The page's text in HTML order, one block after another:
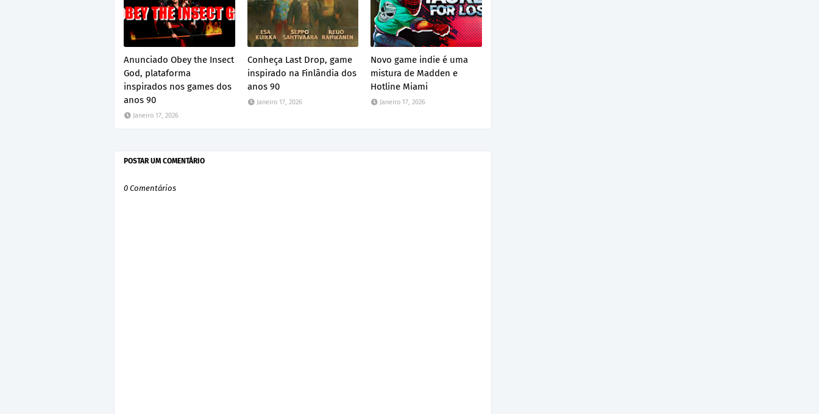
Anunciado Obey the Insect
God, plataforma
inspirados nos games dos
anos 90
Janeiro 17, 2026
Conheça Last Drop, game
inspirado na Finlândia dos
anos 90
Janeiro 17, 2026
Novo game indie é uma
mistura de Madden e
Hotline Miami
Janeiro 17, 2026
POSTAR UM COMENTÁRIO
0 Comentários